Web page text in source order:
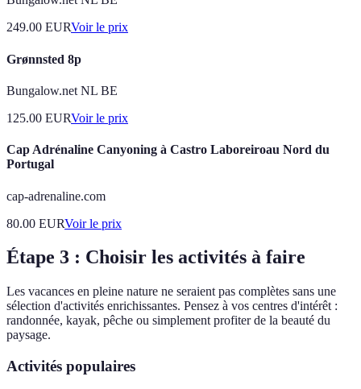
249.00 EURVoir le prix
Grønnsted 8p
Bungalow.net NL BE
125.00 EURVoir le prix
Cap Adrénaline Canyoning à Castro Laboreiroau Nord du
Portugal
cap-adrenaline.com
80.00 EURVoir le prix
Étape 3 : Choisir les activités à faire
Les vacances en pleine nature ne seraient pas complètes sans une
sélection d'activités enrichissantes. Pensez à vos centres d'intérêt :
randonnée, kayak, pêche ou simplement profiter de la beauté du
paysage.
Activités populaires